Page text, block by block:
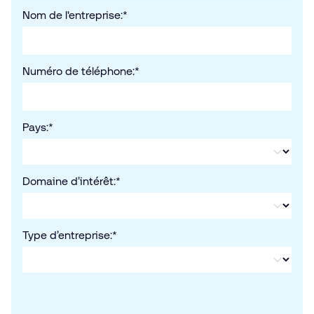
*
Nom de l'entreprise:
*
Numéro de téléphone:
*
Pays:
*
Domaine d’intérêt:
*
Type d’entreprise: